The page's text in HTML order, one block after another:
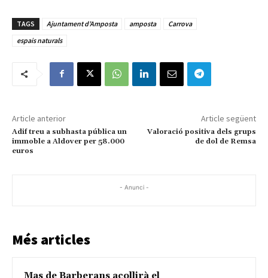
TAGS Ajuntament d’Amposta amposta
Carrova
espais naturals
Article anterior
Adif treu a subhasta pública un
immoble a Aldover per 58.000
euros
Article següent
Valoració positiva dels grups
de dol de Remsa
- Anunci -
Més articles